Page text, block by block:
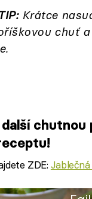
Krátce
chuť
chutnou
ZDE: